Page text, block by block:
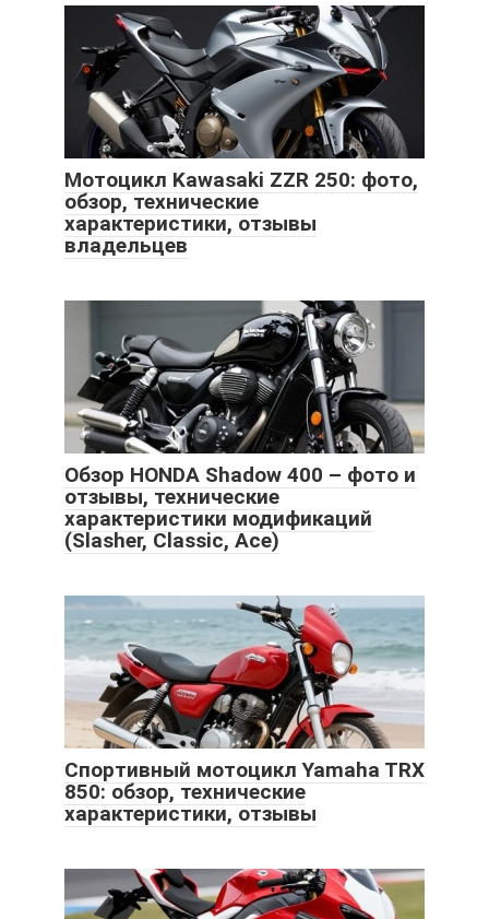
Мотоцикл Kawasaki ZZR 250: фото,
обзор, технические
характеристики, отзывы
владельцев
Обзор HONDA Shadow 400 – фото и
отзывы, технические
характеристики модификаций
(Slasher, Classic, Ace)
Спортивный мотоцикл Yamaha TRX
850: обзор, технические
характеристики, отзывы